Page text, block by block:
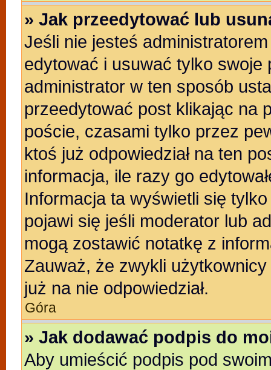
» Jak przeedytować lub
Jeśli nie jesteś
edytować i usuwać tylko swoje
administrator w ten sposób
przeedytować post klikając na
poście, czasami tylko przez
ktoś już odpowiedział na ten
informacja, ile razy go
Informacja ta wyświetli się
pojawi się jeśli moderator lub
mogą zostawić notatkę z
Zauważ, że zwykli
już na nie odpowiedział.
Góra
» Jak dodawać podpis do
Aby umieścić podpis pod